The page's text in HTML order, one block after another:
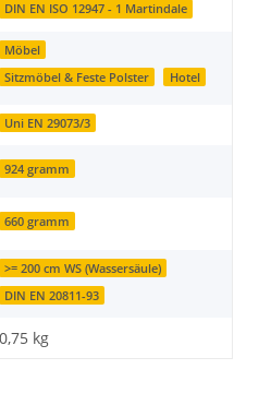
DIN EN ISO 12947 - 1 Martindale
Möbel
Sitzmöbel & Feste Polster
Hotel
Uni EN 29073/3
924 gramm
660 gramm
>= 200 cm WS (Wassersäule)
DIN EN 20811-93
0,75 kg